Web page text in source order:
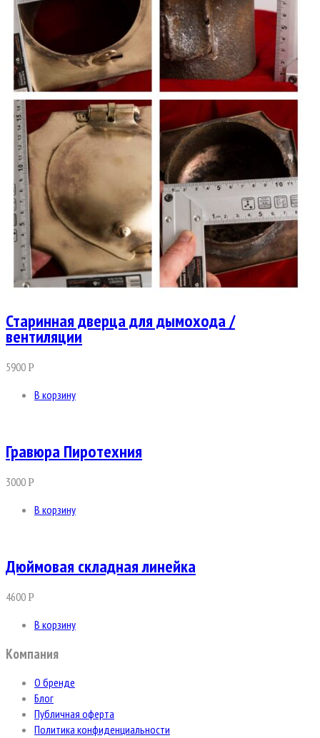
Старинная дверца для дымохода /
вентиляции
5900Р
В корзину
Гравюра Пиротехния
3000Р
В корзину
Дюймовая складная линейка
4600Р
В корзину
Компания
О бренде
Блог
Публичная оферта
Политика конфиденциальности